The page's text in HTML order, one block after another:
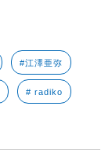
#江澤亜弥
# radiko